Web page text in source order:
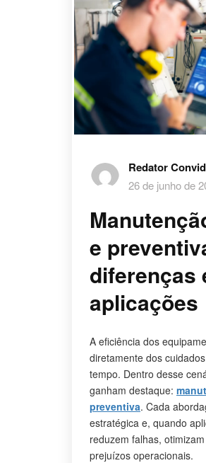
Redator
26 de junho de
e
diferenças
aplicações
A eficiência dos
diretamente dos
tempo. Dentro desse
ganham destaque:
preventiva. Cada
estratégica e, quando
reduzem falhas,
prejuízos operacionais.